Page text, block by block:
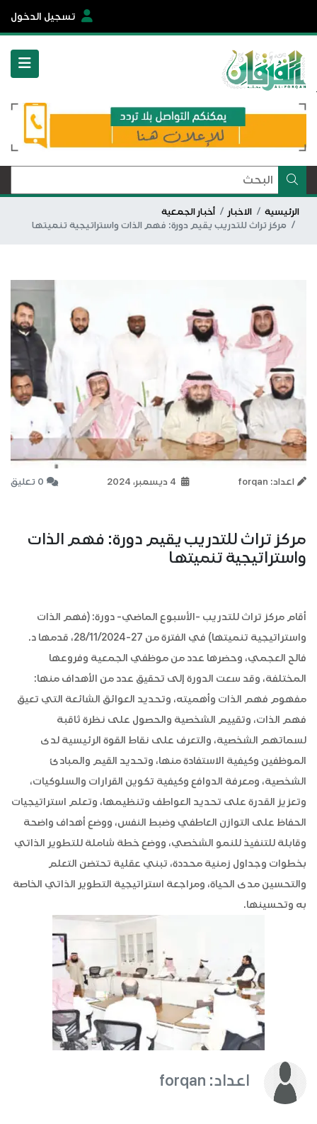
تسجيل الدخول
الرئيسية الاخبار
أخبار الجمعية
مركز تراث للتدريب يقيم دورة: فهم الذات واستراتيجية تنميتها
اعداد: forqan 0 تعليق
مركز تراث للتدريب يقيم دورة: فهم الذات
واستراتيجية تنميتها
أقام مركز تراث للتدريب -الأسبوع الماضي- دورة: (فهم الذات
واستراتيجية تنميتها) في الفترة من 27-28/11/2024، قدمها د.
فالح العجمي، وحضرها عدد من موظفي الجمعية وفروعها
المختلفة، وقد سعت الدورة إلى تحقيق عدد من الأهداف منها:
مفهوم فهم الذات وأهميته، وتحديد العوائق الشائعة التي تعيق
فهم الذات، وتقييم الشخصية والحصول على نظرة ثاقبة
لسماتهم الشخصية، والتعرف على نقاط القوة الرئيسية لدى
الموظفين وكيفية الاستفادة منها، وتحديد القيم والمبادئ
الشخصية، ومعرفة الدوافع وكيفية تكوين القرارات والسلوكيات،
وتعزيز القدرة على تحديد العواطف وتنظيمها، وتعلم استراتيجيات
الحفاظ على التوازن العاطفي وضبط النفس، ووضع أهداف واضحة
وقابلة للتنفيذ للنمو الشخصي، ووضع خطة شاملة للتطوير الذاتي
بخطوات وجداول زمنية محددة، تبني عقلية تحتضن التعلم
والتحسين مدى الحياة، ومراجعة استراتيجية التطوير الذاتي الخاصة
به وتحسينها.
اعداد: forqan